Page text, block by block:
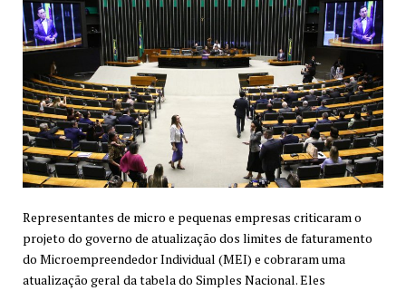
Representantes de micro e pequenas empresas criticaram o
projeto do governo de atualização dos limites de faturamento
do Microempreendedor Individual (MEI) e cobraram uma
atualização geral da tabela do Simples Nacional. Eles